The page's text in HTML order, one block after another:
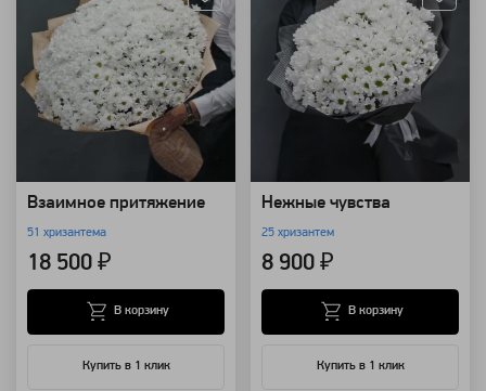
Взаимное притяжение
51 хризантема
18 500 ₽
Купить в 1 клик
В корзину
Нежные чувства
25 хризантем
8 900 ₽
Купить в 1 клик
В корзину